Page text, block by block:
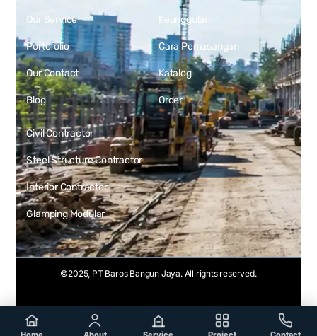
Our Service
Portofolio
Our Contact
Blog
Civil Contractor
Steel Structure Contractor
Interior Contractor
Glamping Modular
Keunggulan
Cara Pemasangan
Katalog
Order
©2025, PT Baros Bangun Jaya. All rights reserved.
Web Development by
Rekans Digital
Home
Service Portfolio Contact